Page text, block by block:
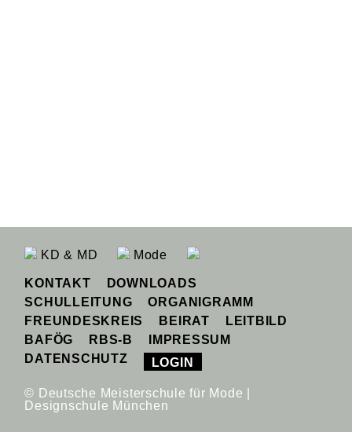
KD & MD Mode
KONTAKT
DOWNLOADS
SCHULLEITUNG
ORGANIGRAMM
FREUNDESKREIS
BEIRAT
LEITBILD
BAFÖG
RBS-B
IMPRESSUM
DATENSCHUTZ
LOGIN
© Deutsche Meisterschule für Mode |
Designschule München